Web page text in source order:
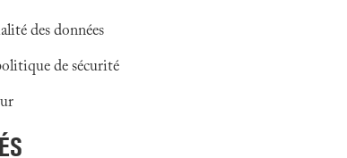
des données
de sécurité